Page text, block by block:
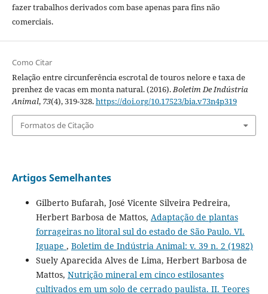
fazer trabalhos derivados com base apenas para fins não
comerciais.
Como Citar
Relação entre circunferência escrotal de touros nelore e taxa de
prenhez de vacas em monta natural. (2016).Boletim De Indústria
Animal, 73(4), 319-328.https://doi.org/10.17523/bia.v73n4p319
Formatos de Citação
Artigos Semelhantes
Gilberto Bufarah, José Vicente Silveira Pedreira,
Herbert Barbosa de Mattos, Adaptação de plantas
forrageiras no litoral sul do estado de São Paulo. VI.
Iguape , Boletim de Indústria Animal: v. 39 n. 2 (1982)
Suely Aparecida Alves de Lima, Herbert Barbosa de
Mattos, Nutrição mineral em cinco estilosantes
cultivados em um solo de cerrado paulista. II. Teores